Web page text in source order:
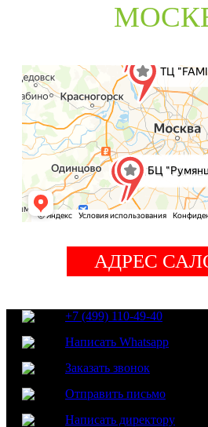
АДРЕС
+7 (499) 110-49-40
Написать Whatsapp
Заказать звонок
Отправить письмо
Написать директору